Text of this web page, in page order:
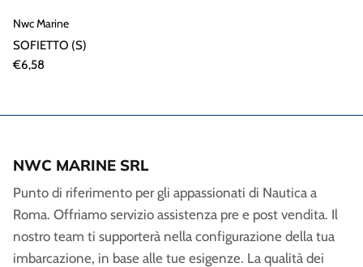
Nwc Marine
SOFIETTO (S)
€6,58
NWC MARINE SRL
Punto di riferimento per gli appassionati di Nautica a
Roma. Offriamo servizio assistenza pre e post vendita. Il
nostro team ti supporterà nella configurazione della tua
imbarcazione, in base alle tue esigenze. La qualità dei